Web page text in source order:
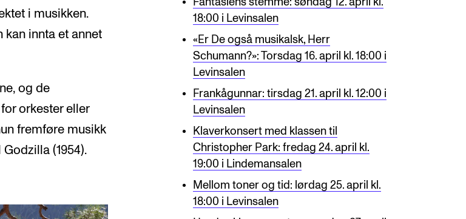
i musikken.
kan innta et annet
og de
orkester eller
fremføre musikk
(1954).
18:00 i Levinsalen
«Er De også musikalsk, Herr
Schumann?»: Torsdag 16. april kl. 18:00 i
Levinsalen
Frankågunnar: tirsdag 21. april kl. 12:00 i
Levinsalen
Klaverkonsert med klassen til
Christopher Park: fredag 24. april kl.
19:00 i Lindemansalen
Mellom toner og tid: lørdag 25. april kl.
18:00 i Levinsalen